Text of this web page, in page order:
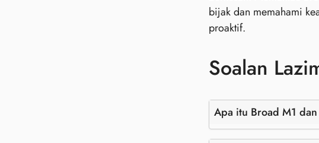
bijak dan memahami
proaktif.
Soalan
Apa itu Broad M1